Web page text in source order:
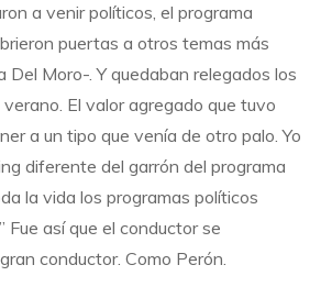
a venir políticos, el programa
puertas a otros temas más
Moro-. Y quedaban relegados los
El valor agregado que tuvo
a un tipo que venía de otro palo. Yo
diferente del garrón del programa
la vida los programas políticos
Fue así que el conductor se
conductor. Como Perón.